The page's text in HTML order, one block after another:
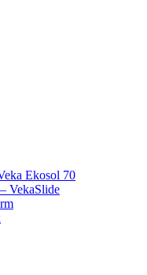
Ekosol 70
VekaSlide